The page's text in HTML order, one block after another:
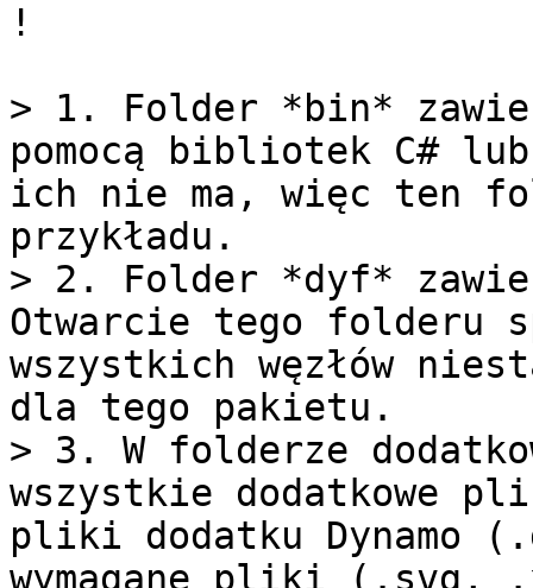
!
> 1. Folder *bin*
pomocą bibliotek C#
ich nie ma, więc ten
przykładu.
> 2. Folder *dyf*
Otwarcie tego folderu
wszystkich węzłów
dla tego pakietu.
> 3. W folderze
wszystkie dodatkowe
pliki dodatku Dynamo
wymagane pliki